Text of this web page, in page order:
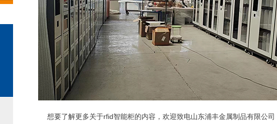
想要了解更多关于rfid智能柜的内容，欢迎致电山东浦丰金属制品有限公司